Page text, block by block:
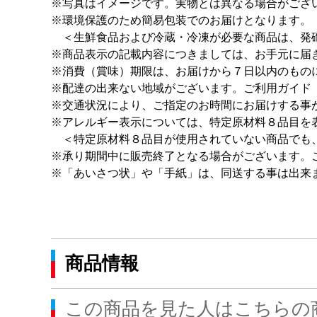
※写真はイメージです。実物とは異なる場合がござ
※環境保護のため簡易包装でのお届けとなります。
＜生鮮食品および冷蔵・冷凍が必要な商品は、発
※商品表示の記載内容につきましては、お手元に
※消費（賞味）期限は、お届けから７日以内のもの
※配達の出来ない地域がございます。ご利用ガイ
※交通状況により、ご指定のお時間にお届けする事
※アレルギー表示については、特定原材料８品目
＜特定原材料８品目が使用されていない商品でも
※承り期間中に販売終了となる場合がございます。
※「あいさつ状」や「手紙」は、同送する事は出来
商品情報
この商品を見た人はこちら